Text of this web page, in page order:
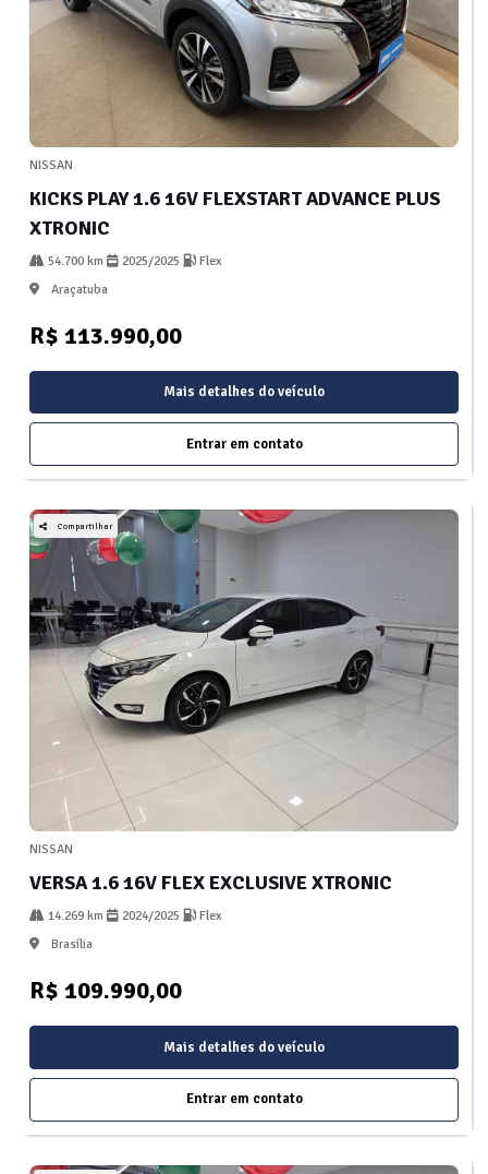
NISSAN
KICKS PLAY 1.6 16V FLEXSTART ADVANCE PLUS
XTRONIC
54.700 km 2025/2025
Flex
Araçatuba
R$ 113.990,00
Mais detalhes do veículo
Entrar em contato
Compartilhar
NISSAN
VERSA 1.6 16V FLEX EXCLUSIVE XTRONIC
14.269 km 2024/2025
Flex
Brasília
R$ 109.990,00
Mais detalhes do veículo
Entrar em contato